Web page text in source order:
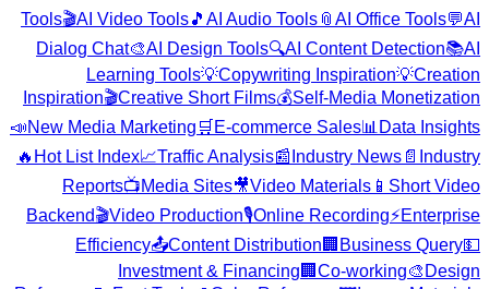
Tools🎬AI Video Tools🎵 AI Audio Tools 📎 AI Office Tools💬AI
Dialog Chat🎨AI Design Tools🔍AI Content Detection📚AI
Learning Tools💡Copywriting Inspiration💡Creation
Inspiration🎬Creative Short Films💰Self-Media Monetization
📣New Media Marketing 🛒 E-commerce Sales📊 Data Insights
🔥 Hot List Index📈Traffic Analysis📰 Industry News 📄 Industry
Reports📺Media Sites🎥Video Materials 📱 Short Video
Backend🎬Video Production🎙️Online Recording⚡Enterprise
Efficiency📤Content Distribution 🏢 Business Query💵
Investment & Financing 🏢 Co-working🎨 Design